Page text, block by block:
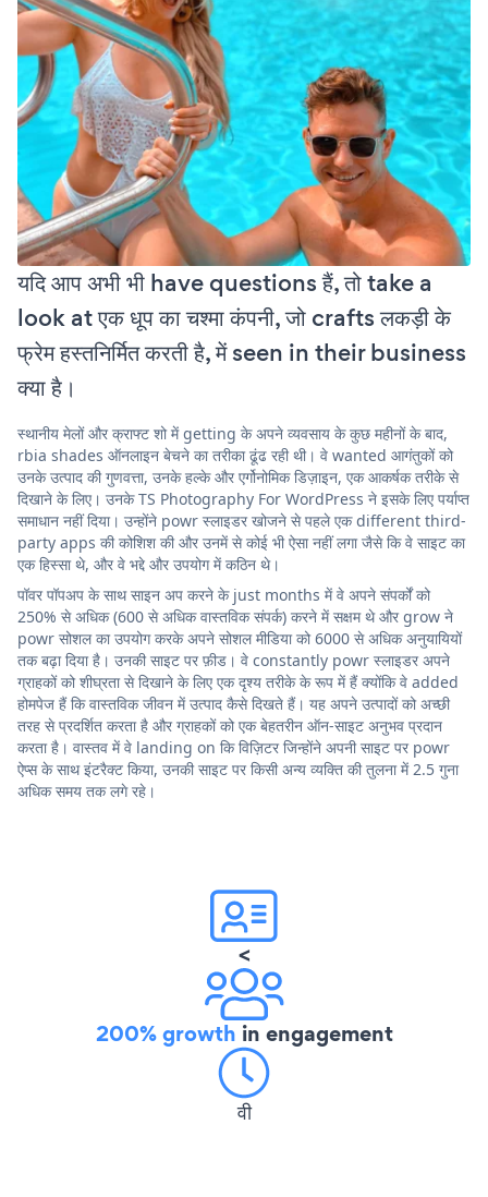
यदि आप अभी भी have questions हैं, तो take a
look at एक धूप का चश्मा कंपनी, जो crafts लकड़ी के
फ्रेम हस्तनिर्मित करती है, में seen in their business
क्या है।
स्थानीय मेलों और क्राफ्ट शो में getting के अपने व्यवसाय के कुछ महीनों के बाद,
rbia shades ऑनलाइन बेचने का तरीका ढूंढ रही थी। वे wanted आगंतुकों को
उनके उत्पाद की गुणवत्ता, उनके हल्के और एर्गोनोमिक डिज़ाइन, एक आकर्षक तरीके से
दिखाने के लिए। उनके TS Photography For WordPress ने इसके लिए पर्याप्त
समाधान नहीं दिया। उन्होंने powr स्लाइडर खोजने से पहले एक different third-
party apps की कोशिश की और उनमें से कोई भी ऐसा नहीं लगा जैसे कि वे साइट का
एक हिस्सा थे, और वे भद्दे और उपयोग में कठिन थे।
पॉवर पॉपअप के साथ साइन अप करने के just months में वे अपने संपर्कों को
250% से अधिक (600 से अधिक वास्तविक संपर्क) करने में सक्षम थे और grow ने
powr सोशल का उपयोग करके अपने सोशल मीडिया को 6000 से अधिक अनुयायियों
तक बढ़ा दिया है। उनकी साइट पर फ़ीड। वे constantly powr स्लाइडर अपने
ग्राहकों को शीघ्रता से दिखाने के लिए एक दृश्य तरीके के रूप में हैं क्योंकि वे added
होमपेज हैं कि वास्तविक जीवन में उत्पाद कैसे दिखते हैं। यह अपने उत्पादों को अच्छी
तरह से प्रदर्शित करता है और ग्राहकों को एक बेहतरीन ऑन-साइट अनुभव प्रदान
करता है। वास्तव में वे landing on कि विज़िटर जिन्होंने अपनी साइट पर powr
ऐप्स के साथ इंटरैक्ट किया, उनकी साइट पर किसी अन्य व्यक्ति की तुलना में 2.5 गुना
अधिक समय तक लगे रहे।
<
200% growth in engagement
वी